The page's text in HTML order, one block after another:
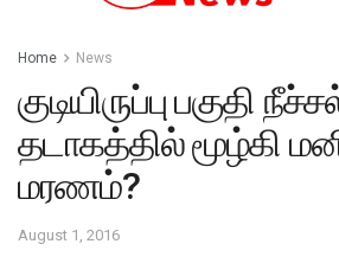
Home News
குடியிருப்பு பகுதி
தடாகத்தில் மூழ்கி
மரணம்?
August 1, 2016